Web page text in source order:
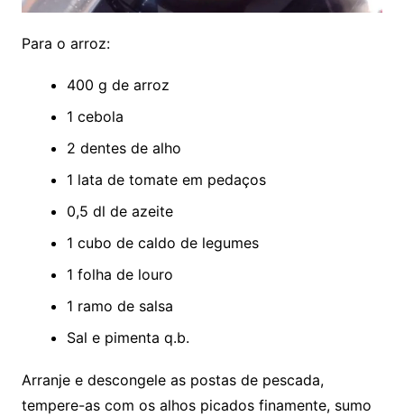
Para o arroz:
400 g de arroz
1 cebola
2 dentes de alho
1 lata de tomate em pedaços
0,5 dl de azeite
1 cubo de caldo de legumes
1 folha de louro
1 ramo de salsa
Sal e pimenta q.b.
Arranje e descongele as postas de pescada,
tempere-as com os alhos picados finamente, sumo